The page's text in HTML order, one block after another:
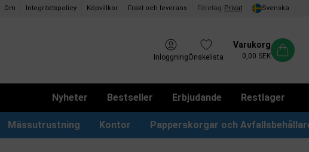
Om Integritetspolicy Köpvillkor Frakt och leverans Företag Privat Svenska
InloggningÖnskelista
Varukorg
0,00 SEK
Nyheter Bestseller Erbjudande Restlager
Mässutrustning Kontor Papperskorgar och